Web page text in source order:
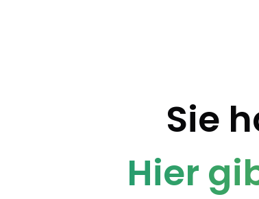
Sie
Hier